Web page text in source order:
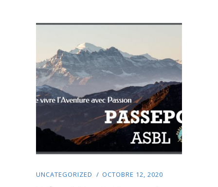
UNCATEGORIZED OCTOBRE 12, 2020